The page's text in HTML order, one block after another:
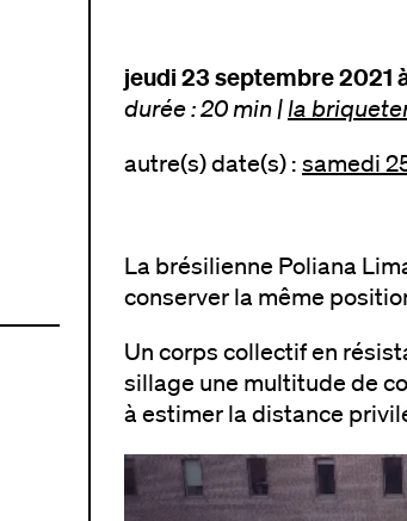
jeudi 23 septembre 2021
durée : 20 min | la
autre(s) date(s) : samedi
La brésilienne Poliana
conserver la même
Un corps collectif en
sillage une multitude de
à estimer la distance